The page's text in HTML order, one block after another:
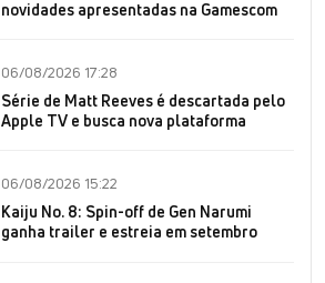
novidades apresentadas na Gamescom
06/08/2026 17:28
Série de Matt Reeves é descartada pelo
Apple TV e busca nova plataforma
06/08/2026 15:22
Kaiju No. 8: Spin-off de Gen Narumi
ganha trailer e estreia em setembro